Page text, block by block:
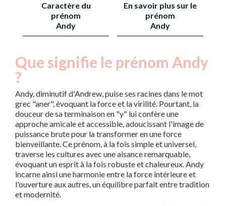
Caractère du
prénom
Andy
En savoir plus sur le
prénom
Andy
Que signifie le prénom Andy
?
Andy, diminutif d'Andrew, puise ses racines dans le mot
grec "aner", évoquant la force et la virilité. Pourtant, la
douceur de sa terminaison en "y" lui confère une
approche amicale et accessible, adoucissant l'image de
puissance brute pour la transformer en une force
bienveillante. Ce prénom, à la fois simple et universel,
traverse les cultures avec une aisance remarquable,
évoquant un esprit à la fois robuste et chaleureux. Andy
incarne ainsi une harmonie entre la force intérieure et
l'ouverture aux autres, un équilibre parfait entre tradition
et modernité.